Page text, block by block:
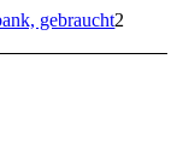
gebraucht2